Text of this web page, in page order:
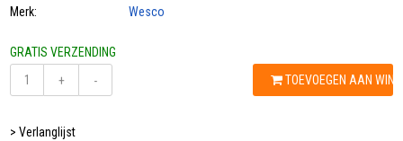
Merk:
Wesco
GRATIS VERZENDING
+
- TOEVOEGEN AAN
> Verlanglijst